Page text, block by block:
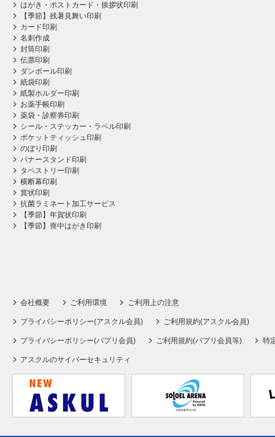
はがき・ポストカード・挨拶状印刷
【季節】残暑見舞い印刷
カード印刷
名刺作成
封筒印刷
伝票印刷
ダンボール印刷
紙袋印刷
紙製ホルダー印刷
お薬手帳印刷
薬袋・診察券印刷
シール・ステッカー・ラベル印刷
ポケットティッシュ印刷
のぼり印刷
バナースタンド印刷
タペストリー印刷
横断幕印刷
賞状印刷
抗菌ラミネート加工サービス
【季節】年賀状印刷
【季節】喪中はがき印刷
会社概要 ご利用環境 ご利用上の注意
プライバシーポリシー(アスクル会員) ご利用規約(アスクル会員)
プライバシーポリシー(パプリ会員) ご利用規約(パプリ会員等) 特
アスクルのサイバーセキュリティ